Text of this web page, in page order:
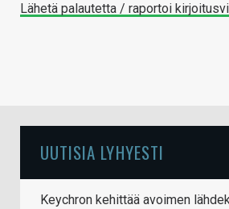
Lähetä palautetta / raportoi
UUTISIA LYHYESTI
Keychron kehittää avoimen